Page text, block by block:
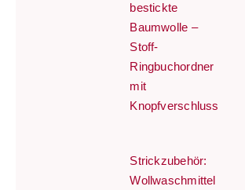
bestickte
Baumwolle –
Stoff-
Ringbuchordner
mit
Knopfverschluss
Strickzubehör:
Wollwaschmittel